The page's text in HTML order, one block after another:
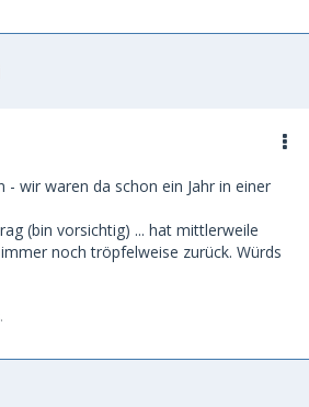
- wir waren da schon ein Jahr in einer
(bin vorsichtig) ... hat mittlerweile
noch tröpfelweise zurück. Würds